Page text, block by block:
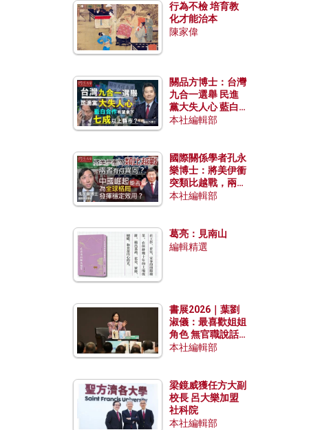
行為不檢 培育教
化才能治本
陳家偉
關品方博士：台灣
九合一選舉 民進
黨大失人心 藍白
合作有望拿下七成
本社編輯部
國際關係學者孔永
樂博士：將美伊衝
突類比越戰，兩者
有何異同？中國崛
本社編輯部
葛亮：見南山
編輯精選
書展2026｜葉劉
淑儀：最喜歡姐姐
角色 無官職說話
包袱少
本社編輯部
梁鏡威獲任方大副
校長 呂大樂加盟
社科院
本社編輯部